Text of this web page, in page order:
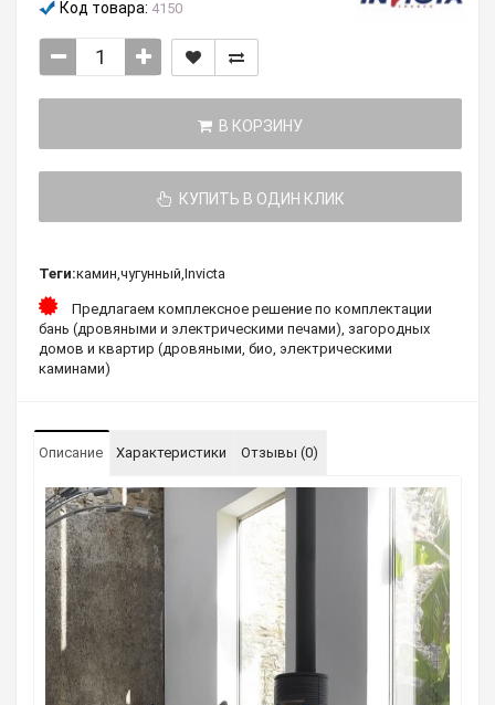
Код товара: 4150
В КОРЗИНУ
КУПИТЬ В ОДИН КЛИК
Теги:камин,чугунный,Invicta
Предлагаем комплексное решение по комплектации
бань (дровяными и электрическими печами), загородных
домов и квартир (дровяными, био, электрическими
каминами)
Описание Характеристики Отзывы (0)